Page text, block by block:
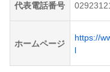
代表電話番号
ホームページ
https://
l